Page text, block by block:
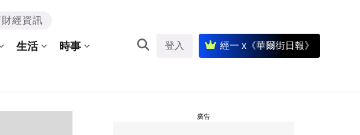
經資訊
生活 時事 登入 經一 x《華爾街日報》
廣告